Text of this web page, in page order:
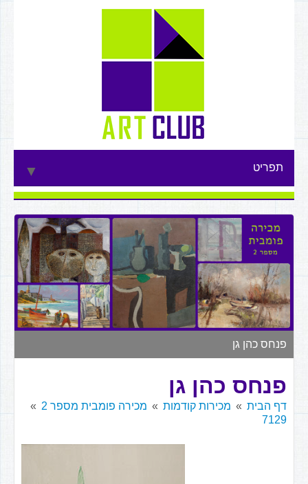
תפריט ▼
▼
▼
▼
▼
פנחס כהן גן
פנחס כהן גן
דף הבית מכירות קודמות
מכירה פומבית מספר 2
7129